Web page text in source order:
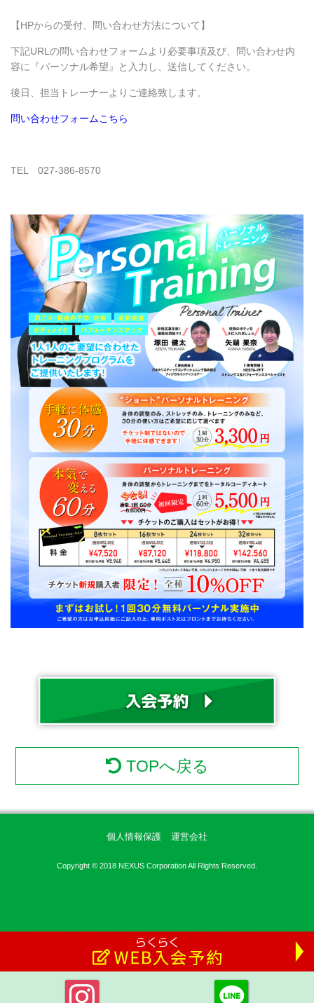
【HPからの受付、問い合わせ方法について】
下記URLの問い合わせフォームより必要事項及び、問い合わせ内
容に『パーソナル希望』と入力し、送信してください。
後日、担当トレーナーよりご連絡致します。
問い合わせフォームこちら
TEL 027-386-8570
TOPへ戻る
個人情報保護 運営会社
Copyright © 2018 NEXUS Corporation All Rights Reserved.